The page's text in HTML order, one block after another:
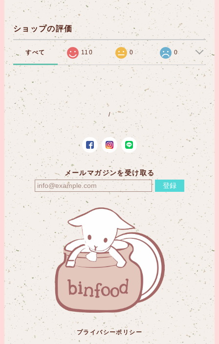
ショップの評価
すべて 110 0 0
メールマガジンを受け取る
登録
プライバシーポリシー